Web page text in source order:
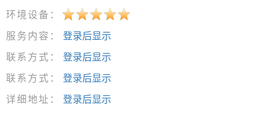
环境设备：
服务内容：
登录后显示
联系方式：
登录后显示
联系方式：
登录后显示
详细地址：
登录后显示